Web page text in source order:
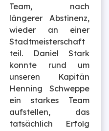
Team, nach
längerer Abstinenz,
wieder an einer
Stadtmeisterschaft
teil. Daniel Stark
konnte rund um
unseren Kapitän
Henning Schweppe
ein starkes Team
aufstellen, das
tatsächlich Erfolg